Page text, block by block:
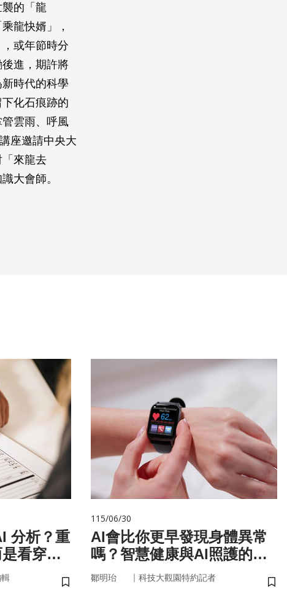
的「龍
龍快婿」，
或年節時分
進，期許將
時代的科學
化石痕跡的
雲雨、呼風
座邀請中央大
來龍去
大會師。
分析？重
看穿你
儲存書籤
115/06/30
AI會比你更早發現身體異常
嗎？智慧健康與AI照護的未
來
鄒明珆 ｜ 科技大觀園特約記者
儲